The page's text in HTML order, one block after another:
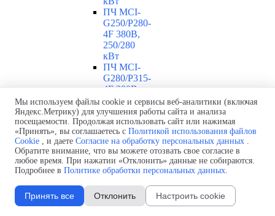
ПЧ MCI-
G250/P280-
4F 380В,
250/280
кВт
ПЧ MCI-
G280/P315-
4F 380В,
280/315
кВт
ПЧ MCI-
G315/P355-
4F 380В,
315/355
кВт
ПЧ MCI-
G355/P375-
4F 380В,
Мы используем файлы cookie и сервисы веб-аналитики (включая
Яндекс.Метрику) для улучшения работы сайта и анализа
посещаемости. Продолжая использовать сайт или нажимая
«Принять», вы соглашаетесь с Политикой использования файлов
Cookie , и даете Согласие на обработку персональных данных .
Обратите внимание, что вы можете отозвать свое согласие в
любое время. При нажатии «Отклонить» данные не собираются.
Подробнее в Политике обработки персональных данных.
Принять все Отклонить Настроить cookie